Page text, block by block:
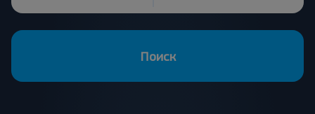
Поиск